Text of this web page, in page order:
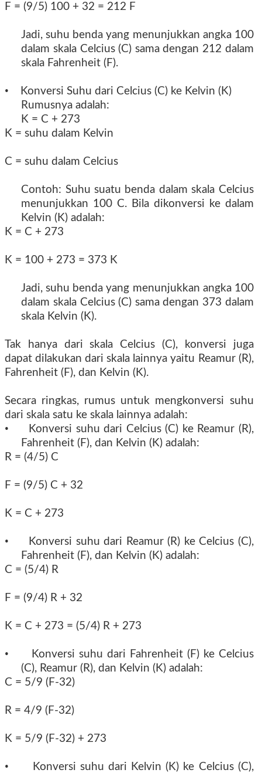
F = (9/5) 100 + 32 = 212 F
Jadi, suhu benda yang menunjukkan angka 100
dalam skala Celcius (C) sama dengan 212 dalam
skala Fahrenheit (F).
•
Konversi Suhu dari Celcius (C) ke Kelvin (K)
Rumusnya adalah:
K = C + 273
K = suhu dalam Kelvin
C = suhu dalam Celcius
Contoh: Suhu suatu benda dalam skala Celcius
menunjukkan 100 C. Bila dikonversi ke dalam
Kelvin (K) adalah:
K = C + 273
K = 100 + 273 = 373 K
Jadi, suhu benda yang menunjukkan angka 100
dalam skala Celcius (C) sama dengan 373 dalam
skala Kelvin (K).
Tak hanya dari skala Celcius (C), konversi juga
dapat dilakukan dari skala lainnya yaitu Reamur (R),
Fahrenheit (F), dan Kelvin (K).
Secara ringkas, rumus untuk mengkonversi suhu
dari skala satu ke skala lainnya adalah:
•
Konversi suhu dari Celcius (C) ke Reamur (R),
Fahrenheit (F), dan Kelvin (K) adalah:
R = (4/5) C
F = (9/5) C + 32
K = C + 273
•
Konversi suhu dari Reamur (R) ke Celcius (C),
Fahrenheit (F), dan Kelvin (K) adalah:
C = (5/4) R
F = (9/4) R + 32
K = C + 273 = (5/4) R + 273
•
Konversi suhu dari Fahrenheit (F) ke Celcius
(C), Reamur (R), dan Kelvin (K) adalah:
C = 5/9 (F-32)
R = 4/9 (F-32)
K = 5/9 (F-32) + 273
•
Konversi suhu dari Kelvin (K) ke Celcius (C),